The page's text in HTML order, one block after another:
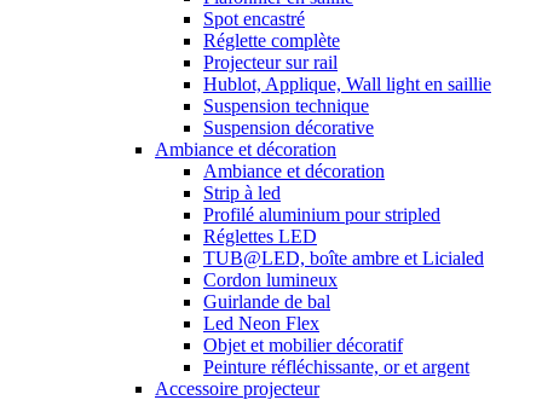
Spot encastré
Réglette complète
Projecteur sur rail
Hublot, Applique, Wall light en saillie
Suspension technique
Suspension décorative
Ambiance et décoration
Ambiance et décoration
Strip à led
Profilé aluminium pour stripled
Réglettes LED
TUB@LED, boîte ambre et Licialed
Cordon lumineux
Guirlande de bal
Led Neon Flex
Objet et mobilier décoratif
Peinture réfléchissante, or et argent
Accessoire projecteur